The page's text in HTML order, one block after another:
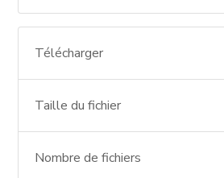
Télécharger
Taille du fichier
Nombre de fichiers